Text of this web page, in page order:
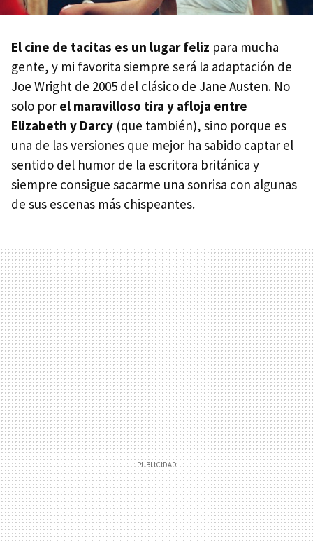
El cine de tacitas es un lugar feliz para mucha
gente, y mi favorita siempre será la adaptación de
Joe Wright de 2005 del clásico de Jane Austen. No
solo por el maravilloso tira y afloja entre
Elizabeth y Darcy (que también), sino porque es
una de las versiones que mejor ha sabido captar el
sentido del humor de la escritora británica y
siempre consigue sacarme una sonrisa con algunas
de sus escenas más chispeantes.